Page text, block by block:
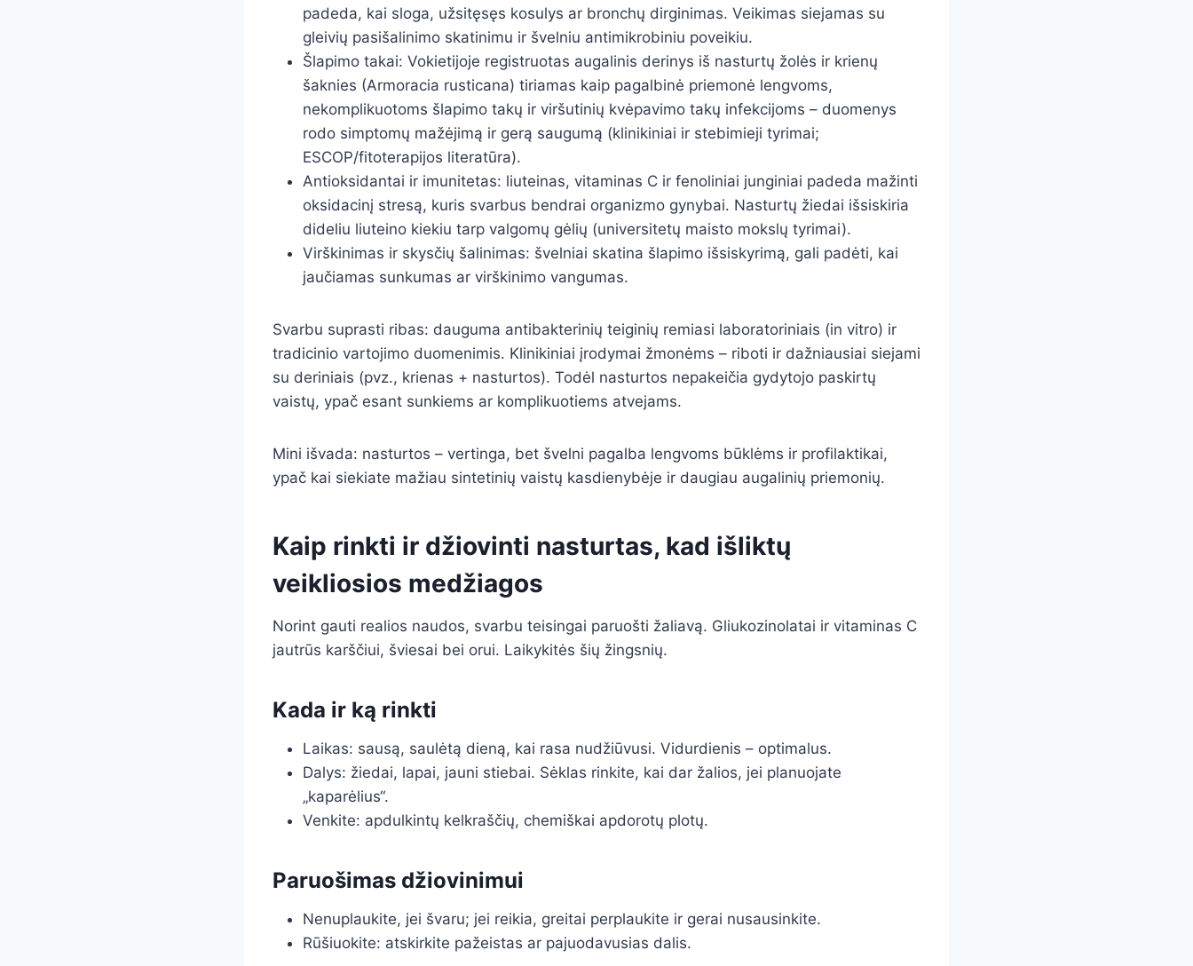
padeda, kai sloga, užsitęsęs kosulys ar bronchų dirginimas. Veikimas siejamas su
gleivių pasišalinimo skatinimu ir švelniu antimikrobiniu poveikiu.
Šlapimo takai: Vokietijoje registruotas augalinis derinys iš nasturtų žolės ir krienų
šaknies (Armoracia rusticana) tiriamas kaip pagalbinė priemonė lengvoms,
nekomplikuotoms šlapimo takų ir viršutinių kvėpavimo takų infekcijoms – duomenys
rodo simptomų mažėjimą ir gerą saugumą (klinikiniai ir stebimieji tyrimai;
ESCOP/fitoterapijos literatūra).
Antioksidantai ir imunitetas: liuteinas, vitaminas C ir fenoliniai junginiai padeda mažinti
oksidacinį stresą, kuris svarbus bendrai organizmo gynybai. Nasturtų žiedai išsiskiria
dideliu liuteino kiekiu tarp valgomų gėlių (universitetų maisto mokslų tyrimai).
Virškinimas ir skysčių šalinimas: švelniai skatina šlapimo išsiskyrimą, gali padėti, kai
jaučiamas sunkumas ar virškinimo vangumas.
Svarbu suprasti ribas: dauguma antibakterinių teiginių remiasi laboratoriniais (in vitro) ir
tradicinio vartojimo duomenimis. Klinikiniai įrodymai žmonėms – riboti ir dažniausiai siejami
su deriniais (pvz., krienas + nasturtos). Todėl nasturtos nepakeičia gydytojo paskirtų
vaistų, ypač esant sunkiems ar komplikuotiems atvejams.
Mini išvada: nasturtos – vertinga, bet švelni pagalba lengvoms būklėms ir profilaktikai,
ypač kai siekiate mažiau sintetinių vaistų kasdienybėje ir daugiau augalinių priemonių.
Kaip rinkti ir džiovinti nasturtas, kad išliktų
veikliosios medžiagos
Norint gauti realios naudos, svarbu teisingai paruošti žaliavą. Gliukozinolatai ir vitaminas C
jautrūs karščiui, šviesai bei orui. Laikykitės šių žingsnių.
Kada ir ką rinkti
Laikas: sausą, saulėtą dieną, kai rasa nudžiūvusi. Vidurdienis – optimalus.
Dalys: žiedai, lapai, jauni stiebai. Sėklas rinkite, kai dar žalios, jei planuojate
„kaparėlius“.
Venkite: apdulkintų kelkraščių, chemiškai apdorotų plotų.
Paruošimas džiovinimui
Nenuplaukite, jei švaru; jei reikia, greitai perplaukite ir gerai nusausinkite.
Rūšiuokite: atskirkite pažeistas ar pajuodavusias dalis.